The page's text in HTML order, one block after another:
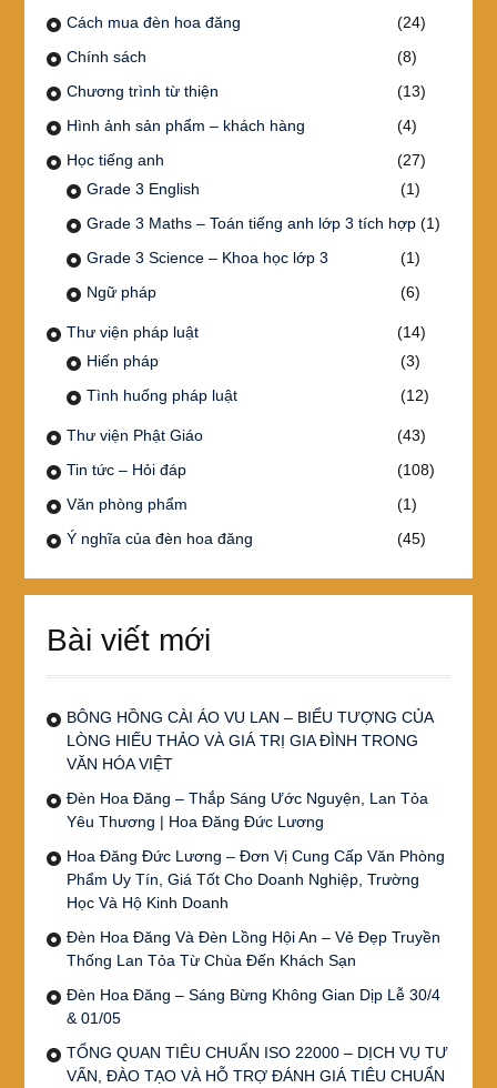
Cách mua đèn hoa đăng
(24)
Chính sách
(8)
Chương trình từ thiện
(13)
Hình ảnh sản phẩm – khách hàng
(4)
Học tiếng anh
(27)
Grade 3 English
(1)
Grade 3 Maths – Toán tiếng anh lớp 3 tích hợp(1)
Grade 3 Science – Khoa học lớp 3
(1)
Ngữ pháp
(6)
Thư viện pháp luật
(14)
Hiến pháp
(3)
Tình huống pháp luật
(12)
Thư viện Phật Giáo
(43)
Tin tức – Hỏi đáp
(108)
Văn phòng phẩm
(1)
Ý nghĩa của đèn hoa đăng
(45)
Bài viết mới
BÔNG HỒNG CÀI ÁO VU LAN – BIỂU TƯỢNG CỦA
LÒNG HIẾU THẢO VÀ GIÁ TRỊ GIA ĐÌNH TRONG
VĂN HÓA VIỆT
Đèn Hoa Đăng – Thắp Sáng Ước Nguyện, Lan Tỏa
Yêu Thương | Hoa Đăng Đức Lương
Hoa Đăng Đức Lương – Đơn Vị Cung Cấp Văn Phòng
Phẩm Uy Tín, Giá Tốt Cho Doanh Nghiệp, Trường
Học Và Hộ Kinh Doanh
Đèn Hoa Đăng Và Đèn Lồng Hội An – Vẻ Đẹp Truyền
Thống Lan Tỏa Từ Chùa Đến Khách Sạn
Đèn Hoa Đăng – Sáng Bừng Không Gian Dịp Lễ 30/4
& 01/05
TỔNG QUAN TIÊU CHUẨN ISO 22000 – DỊCH VỤ TƯ
VẤN, ĐÀO TẠO VÀ HỖ TRỢ ĐÁNH GIÁ TIÊU CHUẨN